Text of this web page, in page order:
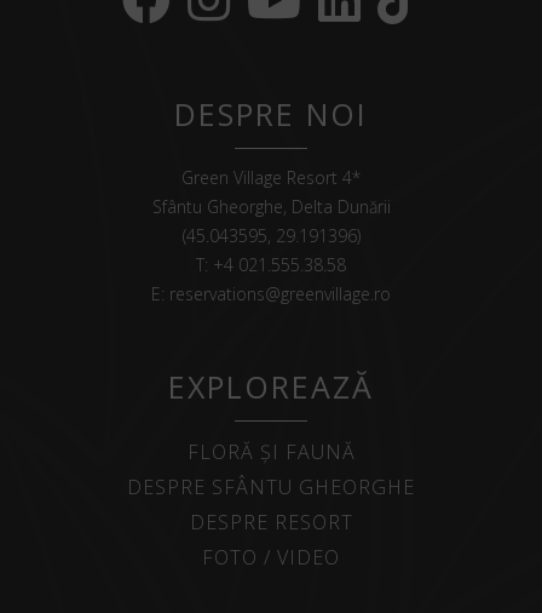
DESPRE NOI
Green Village Resort 4*
Sfântu Gheorghe, Delta Dunării
(45.043595, 29.191396)
T: +4 021.555.38.58
E: reservations@greenvillage.ro
EXPLOREAZĂ
FLORĂ ȘI FAUNĂ
DESPRE SFÂNTU GHEORGHE
DESPRE RESORT
FOTO / VIDEO